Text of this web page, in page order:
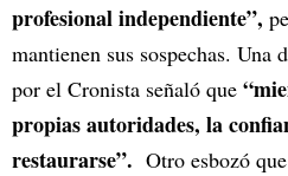
profesional independiente”,
mantienen sus sospechas. Una
por el Cronista señaló que
propias autoridades, la
restaurarse”. Otro esbozó